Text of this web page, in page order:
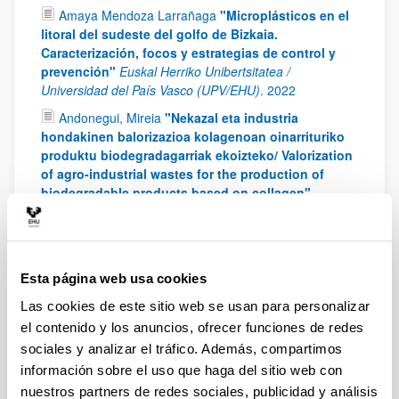
Esta página web usa cookies
Las cookies de este sitio web se usan para personalizar
el contenido y los anuncios, ofrecer funciones de redes
sociales y analizar el tráfico. Además, compartimos
información sobre el uso que haga del sitio web con
nuestros partners de redes sociales, publicidad y análisis
Amaya Mendoza Larrañaga "Microplásticos en el
litoral del sudeste del golfo de Bizkaia.
Caracterización, focos y estrategias de control y
prevención" Euskal Herriko Unibertsitatea /
Universidad del País Vasco (UPV/EHU). 2022
Andonegui, Mireia "Nekazal eta industria
hondakinen balorizazioa kolagenoan oinarrituriko
produktu biodegradagarriak ekoizteko/ Valorization
of agro-industrial wastes for the production of
biodegradable products based on collagen"
Universidad del País Vasco / Euskal Herriko
thermochemical energy storage system based on
solar power plants" Euskal Herriko Unibertsitatea /
Universidad del País Vasco (UPV/EHU).2022
Ibarra, Imara
"Estudio y optimización de un
sistema de clasificación por movilidad eléctrica de